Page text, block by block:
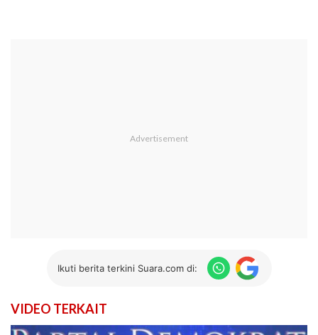
Ikuti berita terkini Suara.com di:
VIDEO TERKAIT